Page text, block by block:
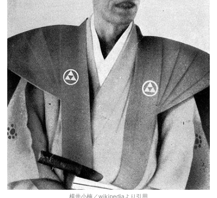
横井小楠／wikipediaより引用